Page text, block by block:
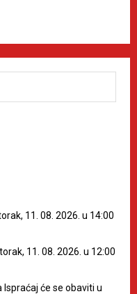
11. 08. 2026. u 14:00
11. 08. 2026. u 12:00
Ispraćaj će se obaviti u